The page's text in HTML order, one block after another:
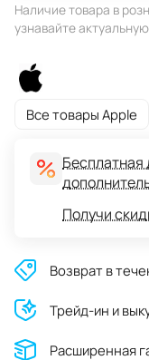
Наличие товара в
узнавайте
Все товары Apple
Бесплатная
Получи
Возврат в
Трейд-ин и
Расширенная